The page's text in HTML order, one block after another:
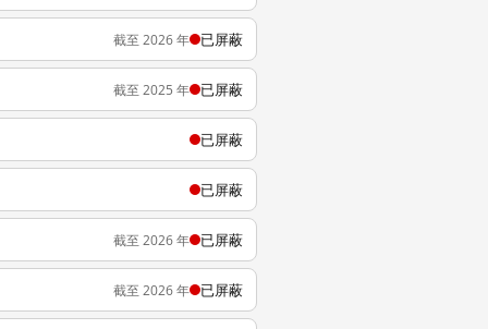
截至 2026 年 已屏蔽
截至 2025 年 已屏蔽
已屏蔽
已屏蔽
截至 2026 年 已屏蔽
截至 2026 年 已屏蔽